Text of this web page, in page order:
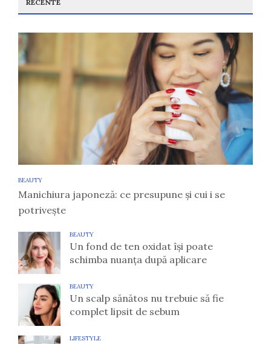
RECENTE
BEAUTY
Manichiura japoneză: ce presupune și cui i se
potrivește
BEAUTY
Un fond de ten oxidat își poate
schimba nuanța după aplicare
BEAUTY
Un scalp sănătos nu trebuie să fie
complet lipsit de sebum
LIFESTYLE